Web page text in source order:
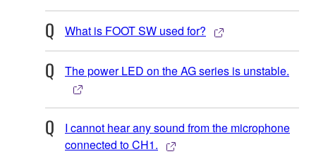
What is FOOT SW used for?
The power LED on the AG series is unstable.
I cannot hear any sound from the microphone
connected to CH1.